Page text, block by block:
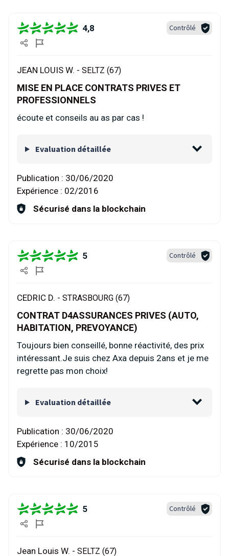
4,8 Contrôlé
JEAN LOUIS W. - SELTZ (67)
MISE EN PLACE CONTRATS PRIVES ET
PROFESSIONNELS
écoute et conseils au as par cas !
Evaluation détaillée
Publication : 30/06/2020
Expérience : 02/2016
Sécurisé dans la blockchain
5 Contrôlé
CEDRIC D. - STRASBOURG (67)
CONTRAT D4ASSURANCES PRIVES (AUTO,
HABITATION, PREVOYANCE)
Toujours bien conseillé, bonne réactivité, des prix
intéressant.Je suis chez Axa depuis 2ans et je me
regrette pas mon choix!
Evaluation détaillée
Publication : 30/06/2020
Expérience : 10/2015
Sécurisé dans la blockchain
5 Contrôlé
Jean Louis W. - SELTZ (67)